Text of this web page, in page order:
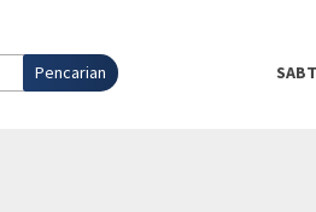
Pencarian